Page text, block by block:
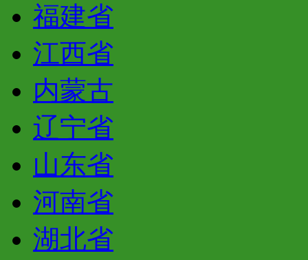
福建省
江西省
内蒙古
辽宁省
山东省
河南省
湖北省